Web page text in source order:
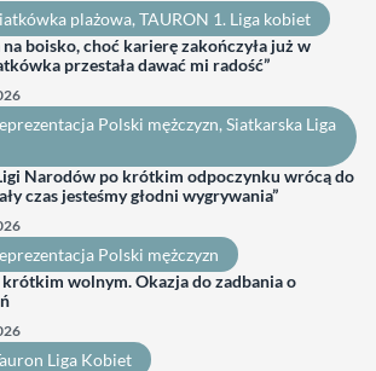
plażowa, TAURON 1. Liga kobiet
boisko, choć karierę zakończyła już w
przestała dawać mi radość”
Polski mężczyzn, Siatkarska Liga
Narodów po krótkim odpoczynku wrócą do
czas jesteśmy głodni wygrywania”
Polski mężczyzn
krótkim wolnym. Okazja do zadbania o
Liga Kobiet